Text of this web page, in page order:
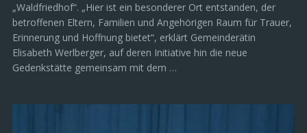
„Waldfriedhof“. „Hier ist ein besonderer Ort entstanden, der
betroffenen Eltern, Familien und Angehörigen Raum für Trauer,
Erinnerung und Hoffnung bietet“, erklärt Gemeinderätin
Elisabeth Werlberger, auf deren Initiative hin die neue
Gedenkstätte gemeinsam mit dem …